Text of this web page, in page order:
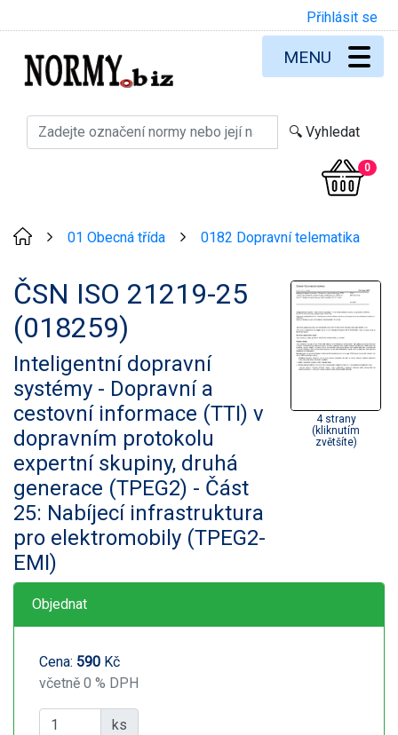
Přihlásit se
0
MENU
01 Obecná třída 0182 Dopravní telematika
ČSN ISO 21219-25
(018259)
Inteligentní dopravní
systémy - Dopravní a
cestovní informace (TTI) v
dopravním protokolu
expertní skupiny, druhá
generace (TPEG2) - Část
25: Nabíjecí infrastruktura
pro elektromobily (TPEG2-
EMI)
4 strany
(kliknutím
zvětšíte)
Objednat
Cena: 590 Kč
včetně 0 % DPH
ks